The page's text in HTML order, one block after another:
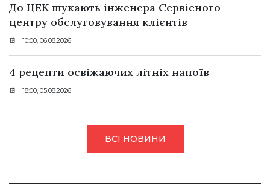
До ЦЕК шукають інженера Сервісного
центру обслуговування клієнтів
10:00, 06.08.2026
4 рецепти освіжаючих літніх напоїв
18:00, 05.08.2026
ВСІ НОВИНИ